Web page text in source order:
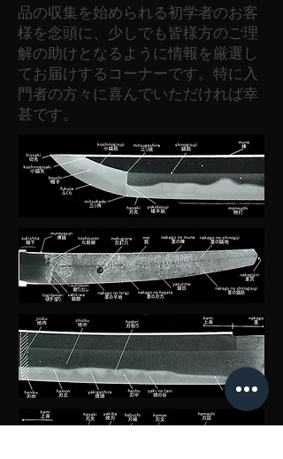
品の収集を始められる初学者のお客
様を念頭に、少しでも皆様方のご理
解の助けとなるように情報を厳選し
てお届けするコーナーです。特に入
門者の方々に喜んでいただければ幸
甚です。